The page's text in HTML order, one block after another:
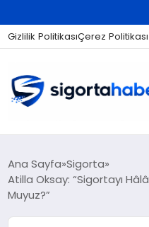
Gizlilik PolitikasıÇerez Politikası
SIGORTA
Ana Sayfa Sigorta
Atilla Oksay: “Sigortayı
Muyuz?”